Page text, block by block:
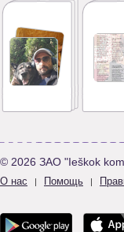
© 2026 ЗАО "Ieškok
О нас | Помощь |